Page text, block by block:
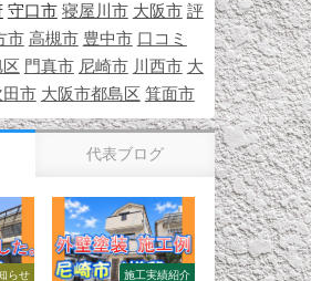
崎市（Ｉ様
お客様の声 生野区（Ｏ様邸
2026年6月15日
守口市 寝屋川市 大阪市 評
市 高槻市 豊中市 口コミ
区 門真市 尼崎市 川西市 大
田市 大阪市都島区 箕面市
代表ブログ
らせ 施工実績紹介